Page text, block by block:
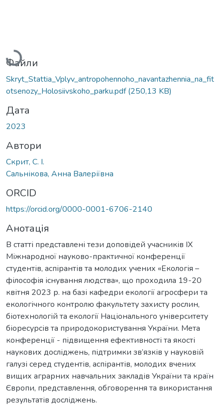
Вантажиться...
Файли
Skryt_Stattia_Vplyv_antropohennoho_navantazhennia_na_fit
otsenozy_Holosiivskoho_parku.pdf(250,13 KB)
Дата
2023
Автори
Скрит, С. І.
Сальнікова, Анна Валеріївна
ORCID
https://orcid.org/0000-0001-6706-2140
Анотація
В статті представлені тези доповідей учасників ІХ
Міжнародної науково-практичної конференції
студентів, аспірантів та молодих учених «Екологія –
філософія існування людства», що проходила 19-20
квітня 2023 р. на базі кафедри екології агросфери та
екологічного контролю факультету захисту рослин,
біотехнологій та екології Національного університету
біоресурсів та природокористування України. Мета
конференції - підвищення ефективності та якості
наукових досліджень, підтримки зв’язків у науковій
галузі серед студентів, аспірантів, молодих вчених
вищих аграрних навчальних закладів України та країн
Європи, представлення, обговорення та використання
результатів досліджень.